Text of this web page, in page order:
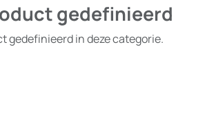
gedefinieerd
gedefinieerd in deze categorie.